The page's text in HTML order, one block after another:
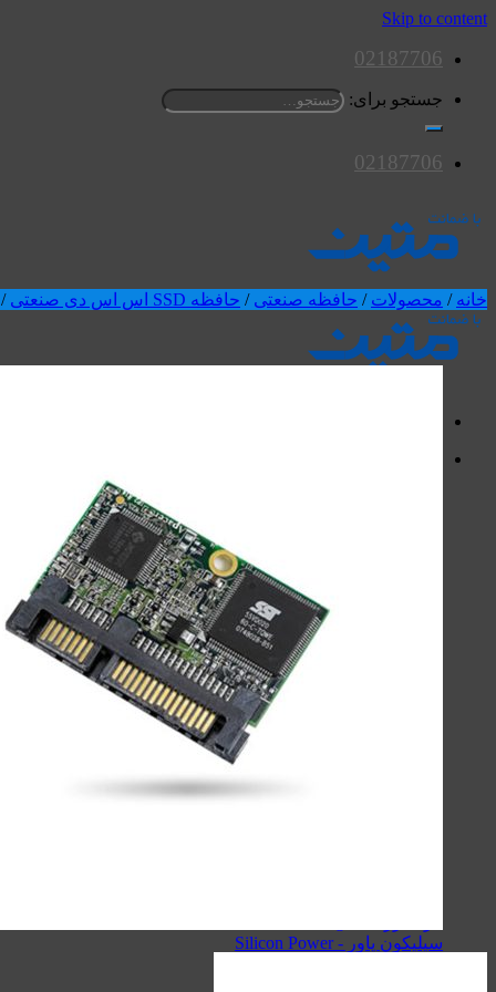
Skip to content
02187706
جستجو برای:
02187706
گجت‌ها، لوازم‌خانگی‌ و سفر
سیلیکون پاور - Silicon Power
خانه / محصولات / حافظه صنعتی / حافظه SSD اس اس دی صنعتی /